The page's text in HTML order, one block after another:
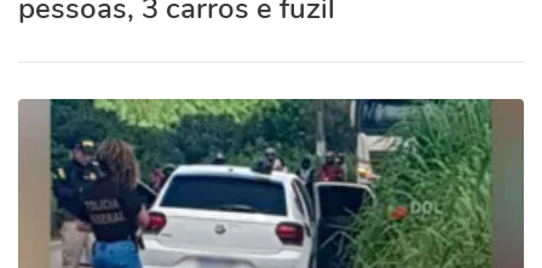
pessoas, 3 carros e fuzil